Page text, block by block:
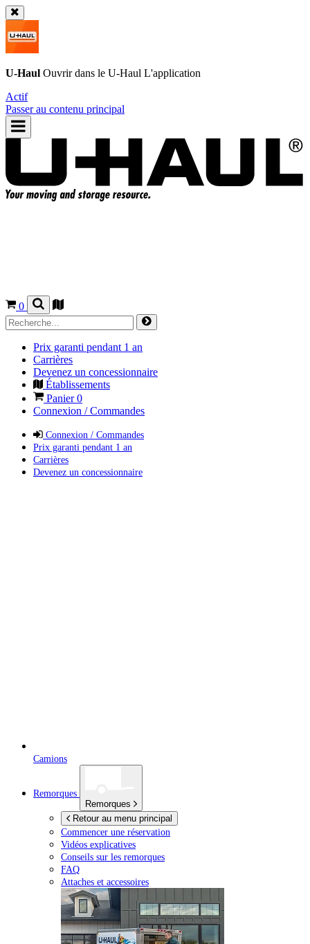
U-Haul Ouvrir dans le U-Haul L'application
Actif
Passer au contenu principal
0
Prix garanti pendant 1 an
Carrières
Devenez un concessionnaire
Établissements
Panier0
Connexion / Commandes
Connexion / Commandes
Prix garanti pendant 1 an
Carrières
Devenez un concessionnaire
Camions
Remorques
Remorques
Retour au menu principal
Commencer une réservation
Vidéos explicatives
Conseils sur les remorques
FAQ
Attaches et accessoires